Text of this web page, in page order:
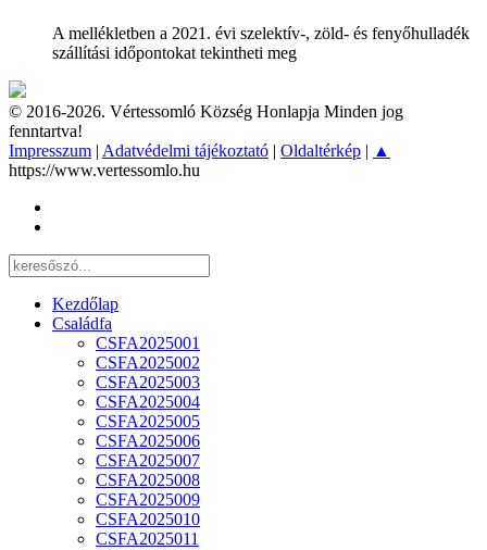
A mellékletben a 2021. évi szelektív-, zöld- és fenyőhulladék
szállítási időpontokat tekintheti meg
© 2016-2026. Vértessomló Község Honlapja Minden jog
fenntartva!
Impresszum | Adatvédelmi tájékoztató | Oldaltérkép | ▲
https://www.vertessomlo.hu
Kezdőlap
Családfa
CSFA2025001
CSFA2025002
CSFA2025003
CSFA2025004
CSFA2025005
CSFA2025006
CSFA2025007
CSFA2025008
CSFA2025009
CSFA2025010
CSFA2025011